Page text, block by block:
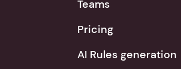
Teams
Pricing
AI Rules generation